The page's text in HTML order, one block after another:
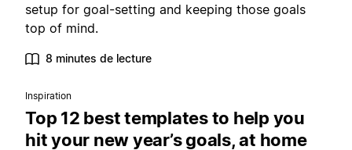
setup for goal-setting and keeping those goals
top of mind.
8 minutes de lecture
Inspiration
Top 12 best templates to help you
hit your new year’s goals, at home